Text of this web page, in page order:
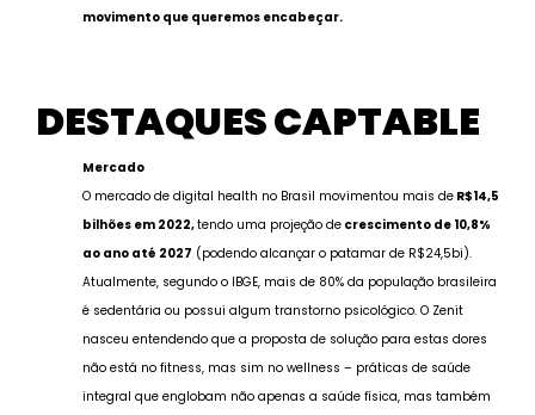
movimento que queremos encabeçar.
DESTAQUES CAPTABLE
Mercado
O mercado de digital health no Brasil movimentou mais deR$14,5
bilhões em 2022,tendo uma projeção decrescimento de 10,8%
ao ano até 2027 (podendo alcançar o patamar de R$24,5bi).
Atualmente, segundo o IBGE, mais de 80% da população brasileira
é sedentária ou possui algum transtorno psicológico. O Zenit
nasceu entendendo que a proposta de solução para estas dores
não está no fitness, mas sim no wellness – práticas de saúde
integral que englobam não apenas a saúde física, mas também